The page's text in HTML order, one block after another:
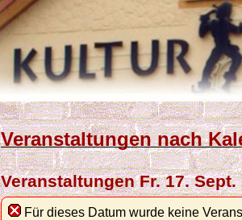
Veranstaltungen nach
Veranstaltungen Fr. 17. Sept.
Für dieses Datum wurde keine